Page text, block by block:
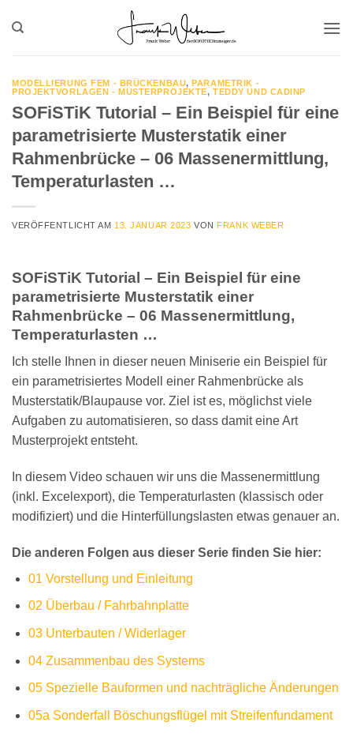
Inhalt
MODELLIERUNG FEM - BRÜCKENBAU,PARAMETRIK -
PROJEKTVORLAGEN - MUSTERPROJEKTE,TEDDY UND CADINP
SOFiSTiK Tutorial – Ein Beispiel für eine
parametrisierte Musterstatik einer
Rahmenbrücke – 06 Massenermittlung,
Temperaturlasten …
VERÖFFENTLICHT AM 13. JANUAR 2023 VONFRANK WEBER
SOFiSTiK Tutorial – Ein Beispiel für eine
parametrisierte Musterstatik einer
Rahmenbrücke – 06 Massenermittlung,
Temperaturlasten …
Ich stelle Ihnen in dieser neuen Miniserie ein Beispiel für
ein parametrisiertes Modell einer Rahmenbrücke als
Musterstatik/Blaupause vor. Ziel ist es, möglichst viele
Aufgaben zu automatisieren, so dass damit eine Art
Musterprojekt entsteht.
In diesem Video schauen wir uns die Massenermittlung
(inkl. Excelexport), die Temperaturlasten (klassisch oder
modifiziert) und die Hinterfüllungslasten etwas genauer an.
Die anderen Folgen aus dieser Serie finden Sie hier:
01 Vorstellung und Einleitung
02 Überbau / Fahrbahnplatte
03 Unterbauten / Widerlager
04 Zusammenbau des Systems
05 Spezielle Bauformen und nachträgliche Änderungen
05a Sonderfall Böschungsflügel mit Streifenfundament